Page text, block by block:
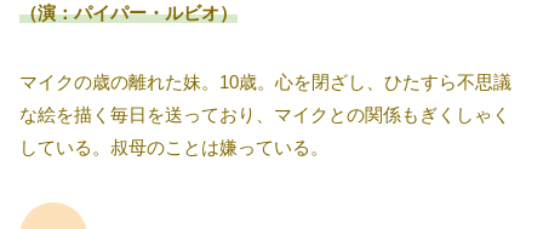
（演：パイパー・ルビオ）
マイクの歳の離れた妹。10歳。心を閉ざし、ひたすら不思議
な絵を描く毎日を送っており、マイクとの関係もぎくしゃく
している。叔母のことは嫌っている。